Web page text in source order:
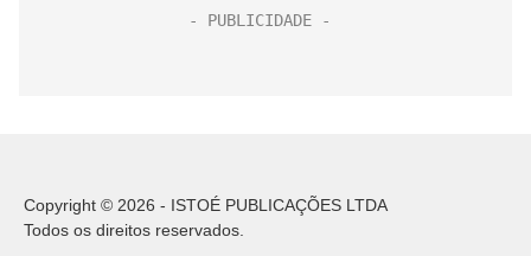
Copyright © 2026 - ISTOÉ PUBLICAÇÕES LTDA
Todos os direitos reservados.